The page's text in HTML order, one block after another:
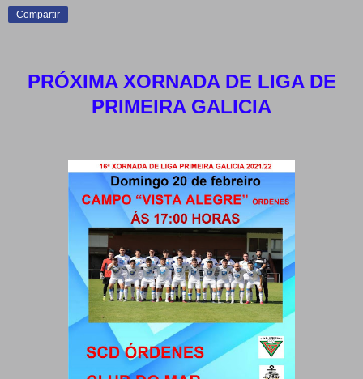
Compartir
PRÓXIMA XORNADA DE LIGA DE
PRIMEIRA GALICIA